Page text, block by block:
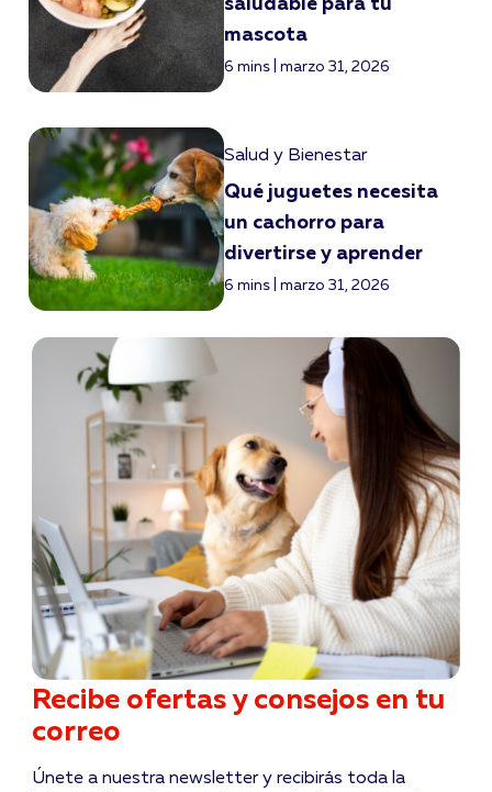
saludable para tu
mascota
6 mins | marzo 31, 2026
Salud y Bienestar
Qué juguetes necesita
un cachorro para
divertirse y aprender
6 mins | marzo 31, 2026
Recibe ofertas y consejos en tu
correo
Únete a nuestra newsletter y recibirás toda la